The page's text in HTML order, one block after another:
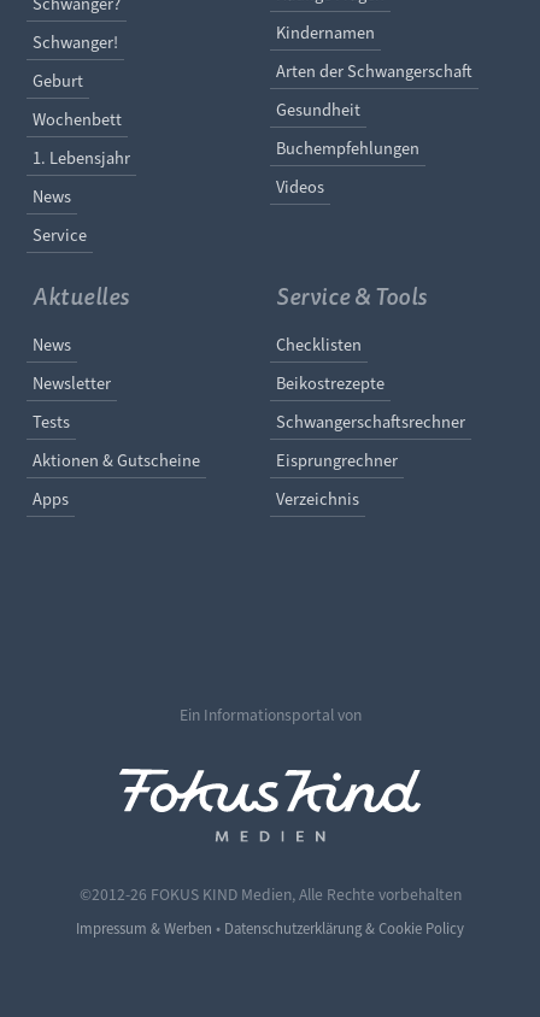
Schwanger!
Geburt
Wochenbett
1. Lebensjahr
News
Service
Kindernamen
Arten der Schwangerschaft
Gesundheit
Buchempfehlungen
Videos
Aktuelles
Navigation überspringen
News
Newsletter
Tests
Aktionen & Gutscheine
Apps
Service & Tools
Navigation
Checklisten
Beikostrezepte
Schwangerschaftsrechner
Eisprungrechner
Verzeichnis
Ein Informationsportal von
©2012-26 FOKUS KIND Medien, Alle Rechte vorbehalten
Impressum & Werben • Datenschutzerklärung & Cookie Policy